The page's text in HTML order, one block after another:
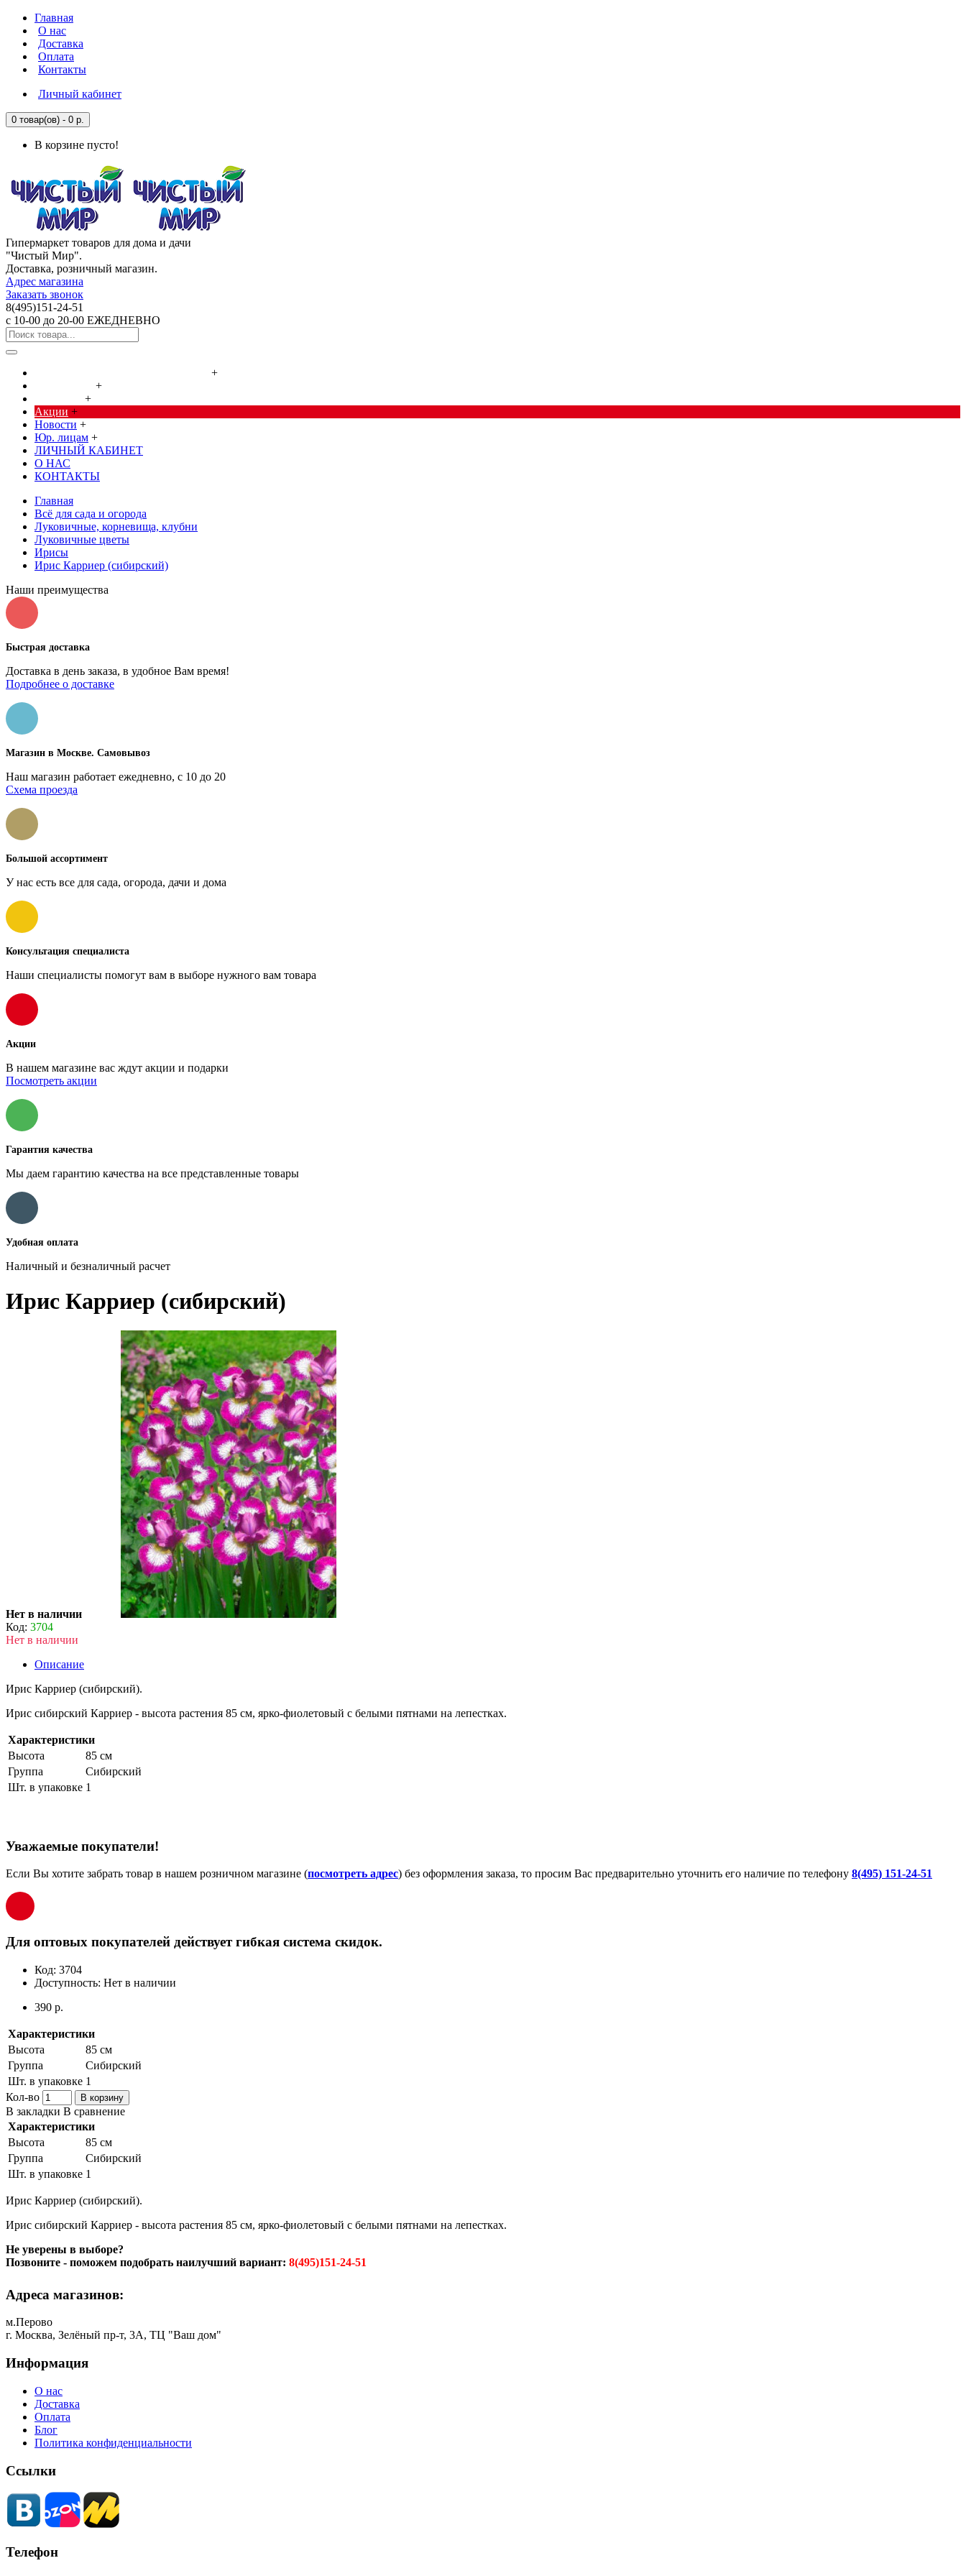
Главная
О нас
Доставка
Оплата
Контакты
Личный кабинет
0 товар(ов) - 0 р.
В корзине пусто!
Гипермаркет товаров для дома и дачи
"Чистый Мир".
Доставка, розничный магазин.
Адрес магазина
Заказать звонок
8(495)151-24-51
с 10-00 до 20-00 ЕЖЕДНЕВНО
+
+
+
Акции +
Новости +
Юр. лицам +
ЛИЧНЫЙ КАБИНЕТ
О НАС
КОНТАКТЫ
Главная
Всё для сада и огорода
Луковичные, корневища, клубни
Луковичные цветы
Ирисы
Ирис Карриер (сибирский)
Наши преимущества
Быстрая доставка
Доставка в день заказа, в удобное Вам время!
Подробнее о доставке
Магазин в Москве. Самовывоз
Наш магазин работает ежедневно, с 10 до 20
Схема проезда
Большой ассортимент
У нас есть все для сада, огорода, дачи и дома
Консультация специалиста
Наши специалисты помогут вам в выборе нужного вам товара
Акции
В нашем магазине вас ждут акции и подарки
Посмотреть акции
Гарантия качества
Мы даем гарантию качества на все представленные товары
Удобная оплата
Наличный и безналичный расчет
Ирис Карриер (сибирский)
Нет в наличии
Код: 3704
Нет в наличии
Описание
Ирис Карриер (сибирский).
Ирис сибирский Карриер - высота растения 85 см, ярко-фиолетовый с белыми пятнами на лепестках.
Характеристики
Высота
85 см
Группа
Сибирский
Шт. в упаковке 1
Уважаемые покупатели!
Если Вы хотите забрать товар в нашем розничном магазине (посмотреть адрес) без оформления заказа, то просим Вас предварительно уточнить его наличие по телефону 8(495) 151-24-51
Для оптовых покупателей действует гибкая система скидок.
Код: 3704
Доступность: Нет в наличии
390 р.
Характеристики
Высота
85 см
Группа
Сибирский
Шт. в упаковке 1
Кол-во
В корзину
В закладки В сравнение
Характеристики
Высота
85 см
Группа
Сибирский
Шт. в упаковке 1
Ирис Карриер (сибирский).
Ирис сибирский Карриер - высота растения 85 см, ярко-фиолетовый с белыми пятнами на лепестках.
Не уверены в выборе?
Позвоните - поможем подобрать наилучший вариант: 8(495)151-24-51
Адреса магазинов:
м.Перово
г. Москва, Зелёный пр-т, 3А, ТЦ "Ваш дом"
Информация
О нас
Доставка
Оплата
Блог
Политика конфиденциальности
Ссылки
Телефон